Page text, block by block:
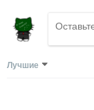
Лучшие